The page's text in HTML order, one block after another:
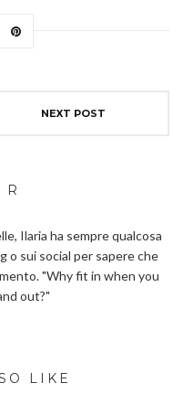
NEXT POST
R
Ilaria ha sempre qualcosa
o sui social per sapere che
"Why fit in when you
out?"
LIKE